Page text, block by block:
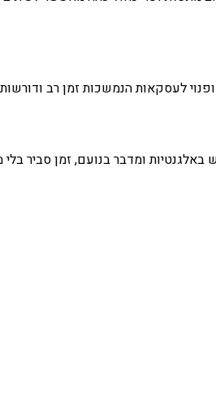
לעסקאות הנמשכות זמן רב
באלגנטיות ומדבר בנועם, זמן סביר